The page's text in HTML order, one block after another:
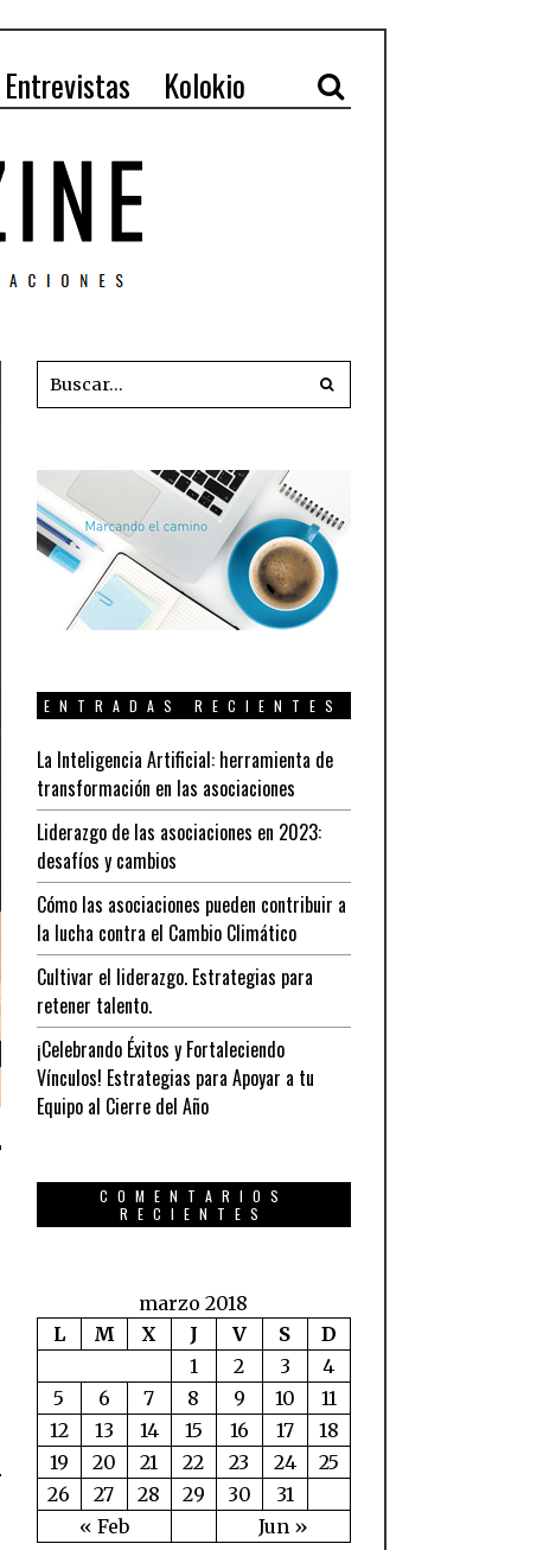
Entrevistas Kolokio
ENTRADAS RECIENTES
La Inteligencia Artificial: herramienta de
transformación en las asociaciones
Liderazgo de las asociaciones en 2023:
desafíos y cambios
Cómo las asociaciones pueden contribuir a
la lucha contra el Cambio Climático
Cultivar el liderazgo. Estrategias para
retener talento.
¡Celebrando Éxitos y Fortaleciendo
Vínculos! Estrategias para Apoyar a tu
Equipo al Cierre del Año
COMENTARIOS
RECIENTES
marzo 2018
L
M X J V S D
« Feb Jun »
1 2 3
4
5
6 7 8 9 10
11
12
13 14 15 16 17
18
19
20 21 22 23 24
25
26
27 28 29 30 31